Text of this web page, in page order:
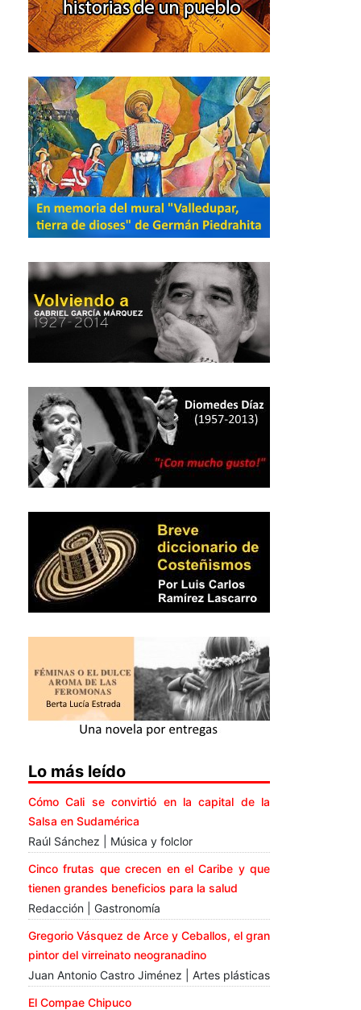
Lo más leído
Cómo Cali se convirtió en la capital de la
Salsa en Sudamérica
Raúl Sánchez | Música y folclor
Cinco frutas que crecen en el Caribe y que
tienen grandes beneficios para la salud
Redacción | Gastronomía
Gregorio Vásquez de Arce y Ceballos, el gran
pintor del virreinato neogranadino
Juan Antonio Castro Jiménez | Artes plásticas
El Compae Chipuco